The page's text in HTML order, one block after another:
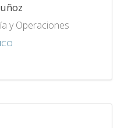
y Operaciones